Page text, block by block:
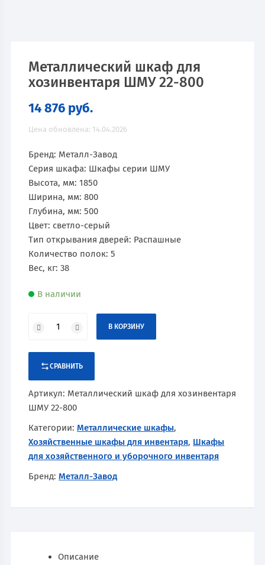
Металлический шкаф для
хозинвентаря ШМУ 22-800
14 876 руб.
Цена обновлена: 14.04.2026
Бренд: Металл-Завод
Серия шкафа: Шкафы серии ШМУ
Высота, мм: 1850
Ширина, мм: 800
Глубина, мм: 500
Цвет: светло-серый
Тип открывания дверей: Распашные
Количество полок: 5
Вес, кг: 38
В наличии
В КОРЗИНУ
СРАВНИТЬ
Артикул: Металлический шкаф для хозинвентаря
ШМУ 22-800
Категории:Металлические шкафы,
Хозяйственные шкафы для инвентаря, Шкафы
для хозяйственного и уборочного инвентаря
Бренд:Металл-Завод
Описание